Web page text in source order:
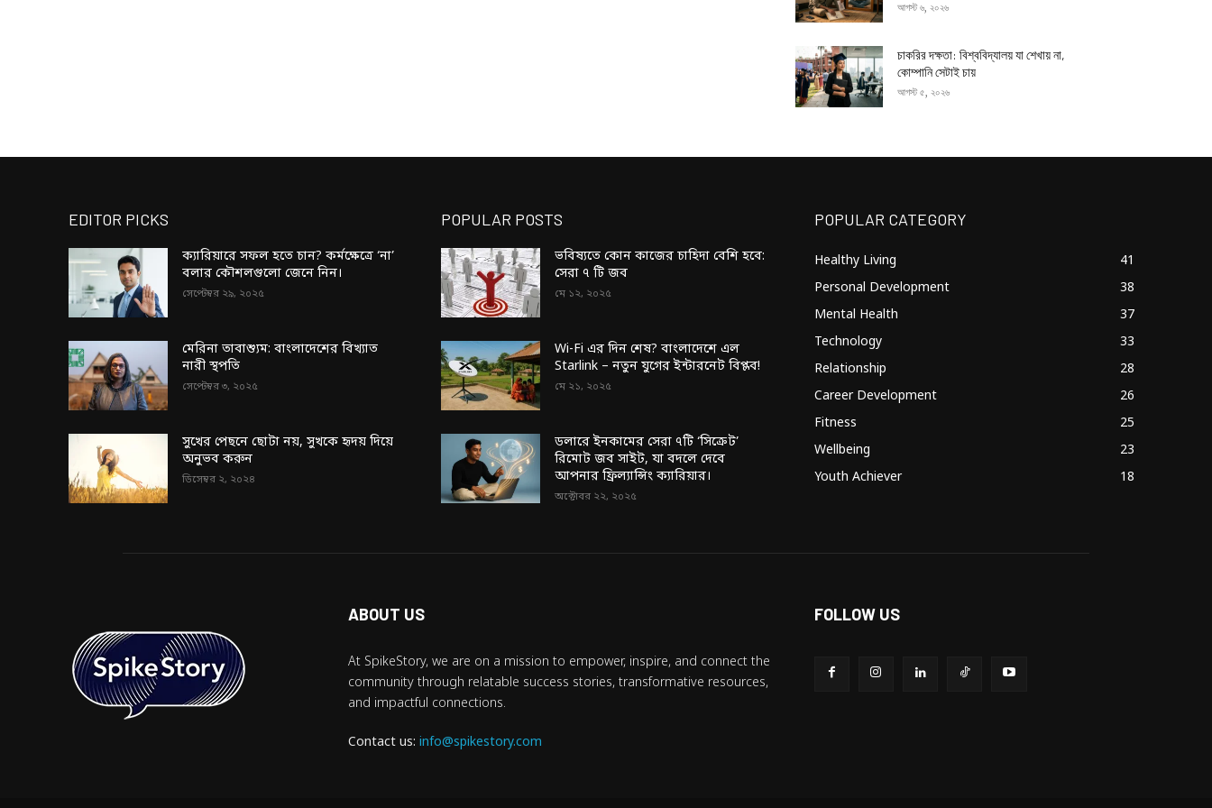
আগস্ট ৬, ২০২৬
চাকরির দক্ষতা: বিশ্ববিদ্যালয় যা শেখায় না,
কোম্পানি সেটাই চায়
আগস্ট ৫, ২০২৬
EDITOR PICKS
ক্যারিয়ারে সফল হতে চান? কর্মক্ষেত্রে ‘না’
বলার কৌশলগুলো জেনে নিন।
সেপ্টেম্বর ২৯, ২০২৫
মেরিনা তাবাশ্যুম: বাংলাদেশের বিখ্যাত
নারী স্থপতি
সেপ্টেম্বর ৩, ২০২৫
সুখের পেছনে ছোটা নয়, সুখকে হৃদয় দিয়ে
অনুভব করুন
ডিসেম্বর ২, ২০২৪
POPULAR POSTS
ভবিষ্যতে কোন কাজের চাহিদা বেশি হবে:
সেরা ৭ টি জব
মে ১২, ২০২৫
Wi-Fi এর দিন শেষ? বাংলাদেশে এল
Starlink – নতুন যুগের ইন্টারনেট বিপ্লব!
মে ২১, ২০২৫
ডলারে ইনকামের সেরা ৭টি ‘সিক্রেট’
রিমোট জব সাইট, যা বদলে দেবে
আপনার ফ্রিল্যান্সিং ক্যারিয়ার।
অক্টোবর ২২, ২০২৫
POPULAR CATEGORY
Healthy Living
41
Personal Development
38
Mental Health
37
Technology
33
Relationship
28
Career Development
26
Fitness
25
Wellbeing
23
Youth Achiever
18
ABOUT US
At SpikeStory, we are on a mission to empower, inspire, and connect the
community through relatable success stories, transformative resources,
and impactful connections.
Contact us: info@spikestory.com
FOLLOW US